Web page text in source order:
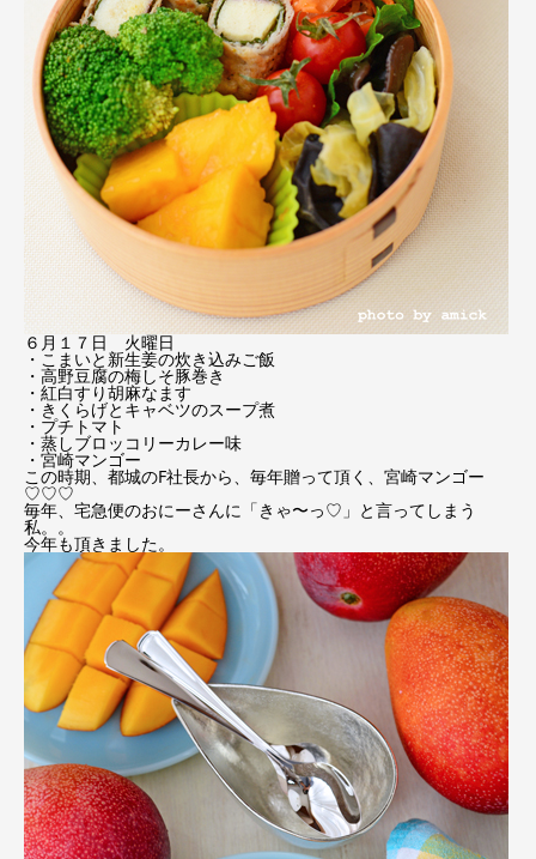
６月１７日 火曜日
・こまいと新生姜の炊き込みご飯
・高野豆腐の梅しそ豚巻き
・紅白すり胡麻なます
・きくらげとキャベツのスープ煮
・プチトマト
・蒸しブロッコリーカレー味
・宮崎マンゴー
この時期、都城のF社長から、毎年贈って頂く、宮崎マンゴー
♡♡♡
毎年、宅急便のおにーさんに「きゃ〜っ♡」と言ってしまう
私。。
今年も頂きました。